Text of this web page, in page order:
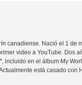
canadiense. Nació el 1 de
video a YouTube. Dos
, incluido en el álbum My
está casado con